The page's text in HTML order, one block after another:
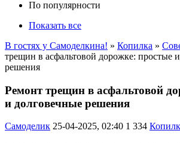
По популярности
Показать все
В гостях у Самоделкина! » Копилка »
трещин в асфальтовой дорожке: простые
решения
Ремонт трещин в асфальтовой
и долговечные решения
Самоделик 25-04-2025, 02:40 1 334